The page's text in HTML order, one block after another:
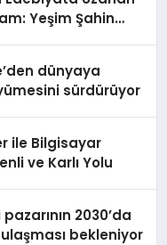
Yeşim Şahin
dünyaya
sürdürüyor
ile Bilgisayar
ve Karlı Yolu
2030’da
bekleniyor